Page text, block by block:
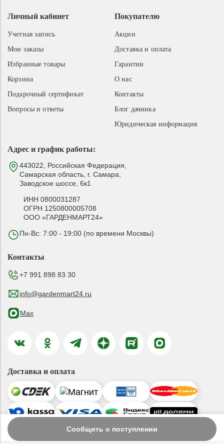
Сообщить о поступлении
Адрес и график работы:
443022, Российская Федерация,
Самарская область, г. Самара,
Заводское шоссе, 6к1
ИНН 0800031287
ОГРН 1250800005708
ООО «ГАРДЕНМАРТ24»
Пн-Вс: 7:00 - 19:00 (по времени Москвы)
Покупателю
Акции
Доставка и оплата
Гарантии
О нас
Контакты
Блог дачника
Юридическая информация
Личный кабинет
Учетная запись
Мои заказы
Избранные товары
Корзина
Подарочный сертификат
Вопросы и ответы
Контакты
+7 991 898 83 30
info@gardenmart24.ru
Max
Доставка и оплата
© 2019-2026 ООО «ГАРДЕНМАРТ24»